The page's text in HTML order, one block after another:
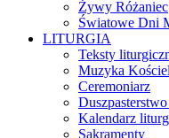
Żywy Różaniec
Światowe Dni
LITURGIA
Teksty
Muzyka
Ceremoniarz
Kalendarz
Sakramenty